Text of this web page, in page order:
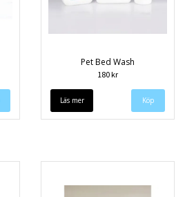
Pet Bed Wash
180 kr
Läs mer Köp